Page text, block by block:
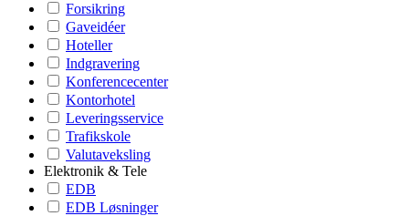
Forsikring
Gaveidéer
Hoteller
Indgravering
Konferencecenter
Kontorhotel
Leveringsservice
Trafikskole
Valutaveksling
Elektronik & Tele
EDB
EDB Løsninger